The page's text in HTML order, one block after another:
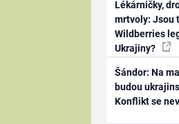
Lékárničky,
mrtvoly: Jsou
Wildberries
Ukrajiny?
Šándor: Na
budou
Konflikt se